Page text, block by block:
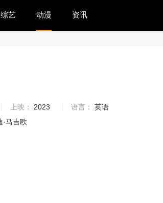
综艺 动漫 资讯
上映： 2023 语言：
英语
·马吉欧